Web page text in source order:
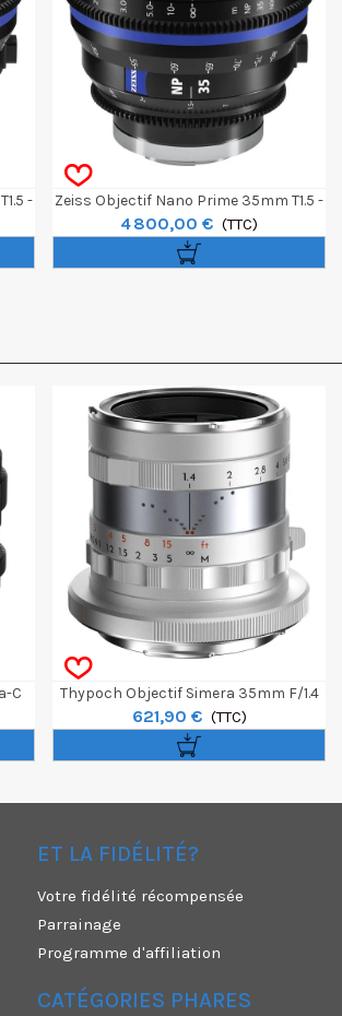
-
Zeiss Objectif Nano Prime 35mm T1.5 -
E-Mount Feet
4 800,00 € (TTC)
C
Thypoch Objectif Simera 35mm F/1.4
Silver - Monture RF
621,90 € (TTC)
ET LA FIDÉLITÉ?
Votre fidélité récompensée
Parrainage
Programme d'affiliation
CATÉGORIES PHARES